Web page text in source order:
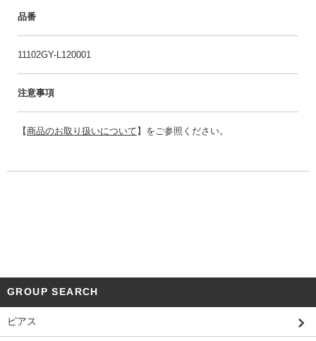
品番
11102GY-L120001
注意事項
【商品のお取り扱いについて 】をご参照ください。
GROUP SEARCH
ピアス